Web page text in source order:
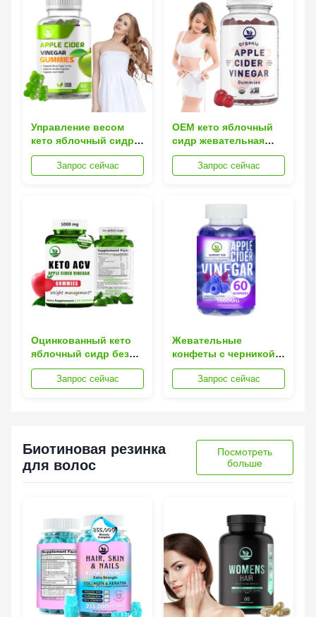
Управление весом
кето яблочный сидр
жвачки ACV жвачки с
витамином В12
Запрос сейчас
OEM кето яблочный
сидр жевательная
резинка детоксикация
очистить добавка
Запрос сейчас
Оцинкованный кето
яблочный сидр без
сахара гумори с
витамином В6 для
Запрос сейчас
Жевательные
конфеты с черникой,
кето, яблочным
сидром для
подавления аппетита
Запрос сейчас
Биотиновая резинка
для волос
Посмотреть
больше